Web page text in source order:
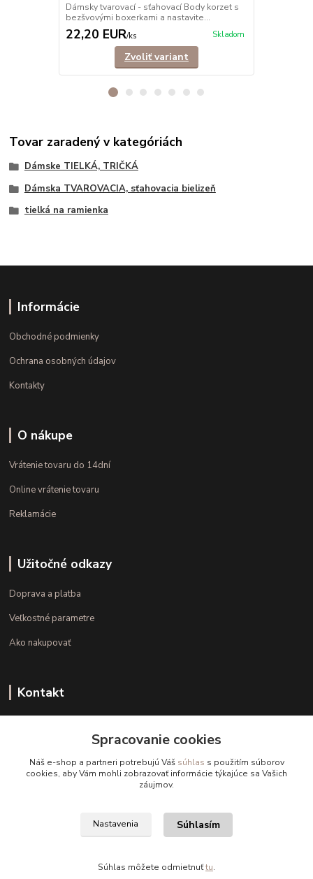
Dámsky tvarovací - sťahovací Body korzet s
bezšvovými boxerkami a nastavite...
22,20 EUR/ks Skladom
Zvoliť variant
Tovar zaradený v kategóriách
Dámske TIELKÁ, TRIČKÁ
Dámska TVAROVACIA, sťahovacia bielizeň
tielká na ramienka
Informácie
Obchodné podmienky
Ochrana osobných údajov
Kontakty
O nákupe
Vrátenie tovaru do 14dní
Online vrátenie tovaru
Reklamácie
Užitočné odkazy
Doprava a platba
Veľkostné parametre
Ako nakupovať
Kontakt
(Po.-Pi. 10.00 - 15.00)
info@kvalitnaBielizen.sk
Copyright © kvalitnabielizen.sk
Spracovanie cookies
Náš e-shop a partneri potrebujú Váš súhlas s použitím súborov
cookies, aby Vám mohli zobrazovať informácie týkajúce sa Vašich
záujmov.
Nastavenia Súhlasím
Súhlas môžete odmietnuťtu.